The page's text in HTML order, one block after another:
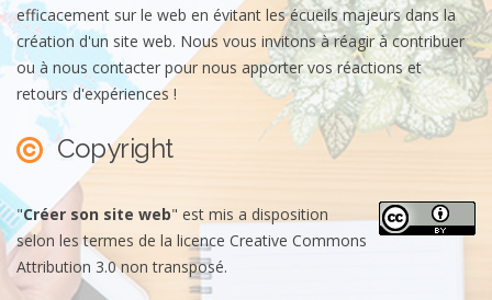
efficacement sur le web en évitant les écueils majeurs dans la
création d'un site web. Nous vous invitons à réagir à contribuer
ou à nous contacter pour nous apporter vos réactions et
retours d'expériences !
Copyright
"Créer son site web" est mis a disposition
selon les termes de la licence Creative Commons
Attribution 3.0 non transposé.